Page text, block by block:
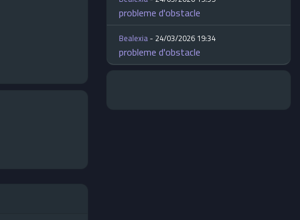
probleme d'obstacle
Bealexia- 24/03/2026 19:34
probleme d'obstacle